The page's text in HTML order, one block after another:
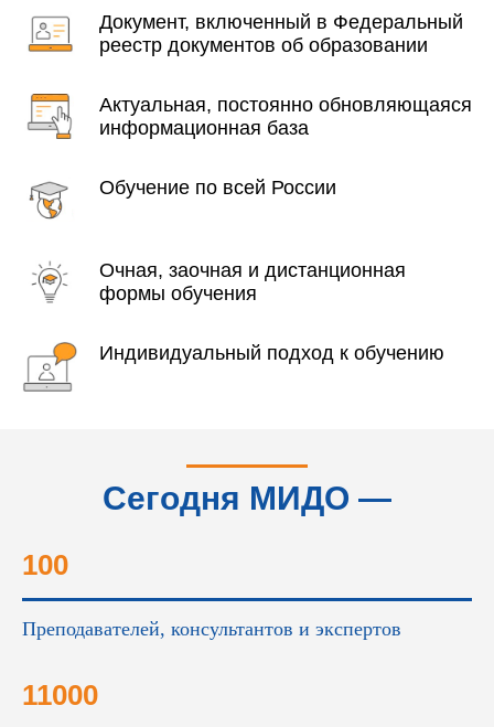
Документ, включенный в Федеральный
реестр документов об образовании
Актуальная, постоянно обновляющаяся
информационная база
Обучение по всей России
Очная, заочная и дистанционная
формы обучения
Индивидуальный подход к обучению
Сегодня МИДО —
100
Преподавателей, консультантов и экспертов
11000